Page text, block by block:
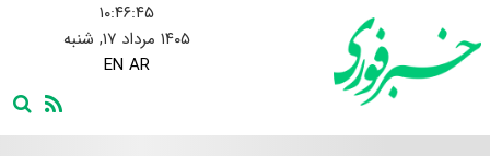
۱۰:۴۶:۴۵
۱۴۰۵ مرداد ۱۷, شنبه
EN AR